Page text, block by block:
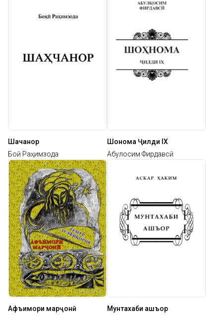
Шаҳчанор
Боқӣ Раҳимзода
Шоҳнома Ҷилди IХ
Абулқосим Фирдавсӣ
Афъимори марҷонӣ
Мунтахаби ашъор